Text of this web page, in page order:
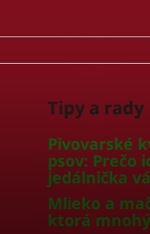
Tipy a rady
Pivovarské
psov: Prečo
jedálnička
Mlieko a
ktorá